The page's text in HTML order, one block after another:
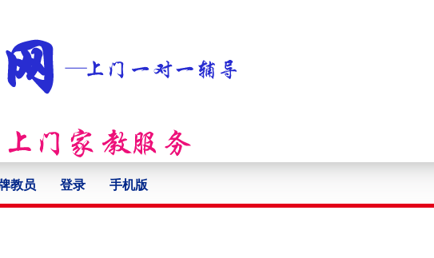
教员 登录 手机版